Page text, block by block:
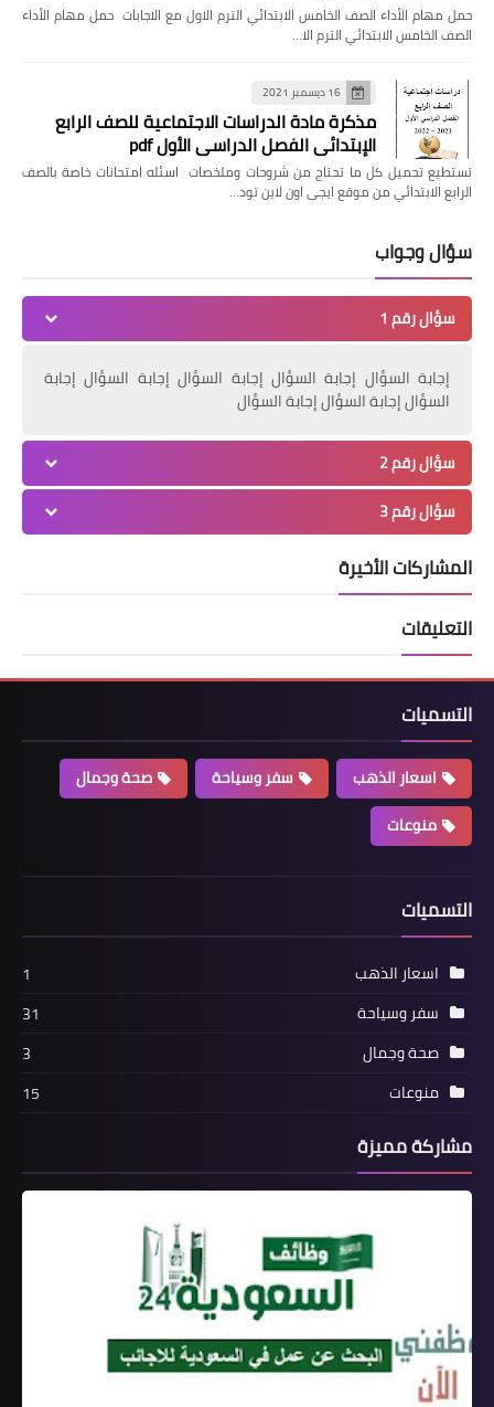
حمل مهام الأداء الصف الخامس الابتدائي الترم الاول مع الاجابات حمل مهام الأداء
الصف الخامس الابتدائي الترم الا…
16 ديسمبر 2021
مذكرة مادة الدراسات الاجتماعية للصف الرابع
الإبتدائي الفصل الدراسي الأول pdf
تستطيع تحميل كل ما تحتاج من شروحات وملخصات اسئله امتحانات خاصة بالصف
الرابع الابتدائي من موقع ايجى اون لاين تود…
سؤال وجواب
سؤال رقم 1
إجابة السؤال إجابة السؤال إجابة السؤال إجابة السؤال إجابة
السؤال إجابة السؤال إجابة السؤال
سؤال رقم 2
سؤال رقم 3
المشاركات الأخيرة
التعليقات
التسميات
اسعار الذهب سفر وسياحة
صحة وجمال
منوعات
التسميات
اسعار الذهب
1
سفر وسياحة
31
صحة وجمال
3
منوعات
15
مشاركة مميزة